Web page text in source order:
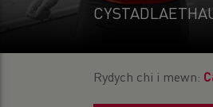
Rydych chi i mewn: